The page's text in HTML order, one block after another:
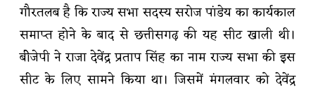
गौरतलब है कि राज्य सभा सदस्य सरोज पांडेय का कार्यकाल
समाप्त होने के बाद से छत्तीसगढ़ की यह सीट खाली थी।
बीेजेपी ने राजा देवेंद्र प्रताप सिंह का नाम राज्य सभा की इस
सीट के लिए सामने किया था। जिसमें मंगलवार को देवेंद्र